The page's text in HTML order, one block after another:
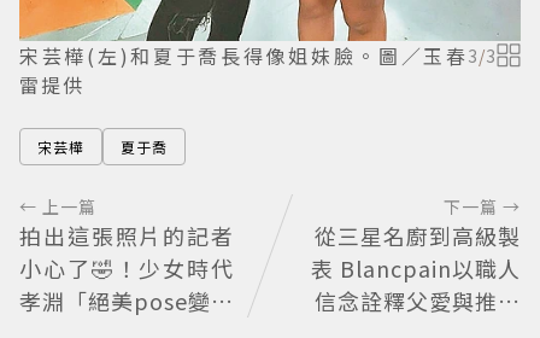
宋芸樺(左)和夏于喬長得像姐妹臉。圖／玉春
雷提供
3/3
宋芸樺 夏于喬
← 上一篇
拍出這張照片的記者
小心了🤣！少女時代
孝淵「絕美pose變搞
下一篇 →
從三星名廚到高級製
表 Blancpain以職人
信念詮釋父愛與推薦